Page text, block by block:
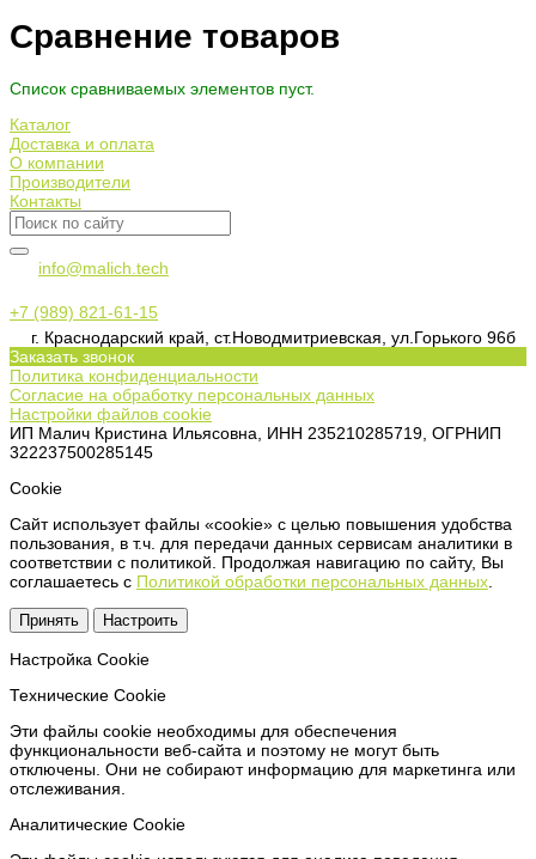
Сравнение товаров
Список сравниваемых элементов пуст.
Каталог
Доставка и оплата
О компании
Производители
Контакты
info@malich.tech
+7 (989) 821-61-15
г. Краснодарский край, ст.Новодмитриевская, ул.Горького 96б
Заказать звонок
Политика конфиденциальности
Согласие на обработку персональных данных
Настройки файлов cookie
ИП Малич Кристина Ильясовна, ИНН 235210285719, ОГРНИП
322237500285145
Сookie
Сайт использует файлы «cookie» с целью повышения удобства
пользования, в т.ч. для передачи данных сервисам аналитики в
соответствии с политикой. Продолжая навигацию по сайту, Вы
соглашаетесь с Политикой обработки персональных данных
Принять Настроить
Настройка Сookie
Технические Cookie
Эти файлы cookie необходимы для обеспечения
функциональности веб-сайта и поэтому не могут быть
отключены. Они не собирают информацию для маркетинга или
отслеживания.
Аналитические Cookie